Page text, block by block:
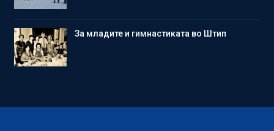
Зa младите и гимнастиката во Штип